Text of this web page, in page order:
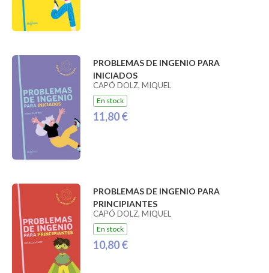
PROBLEMAS DE INGENIO PARA
INICIADOS
CAPÓ DOLZ, MIQUEL
En stock
11,80 €
PROBLEMAS DE INGENIO PARA
PRINCIPIANTES
CAPÓ DOLZ, MIQUEL
En stock
10,80 €